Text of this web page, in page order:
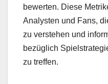
bewerten. Diese
Analysten und Fans,
zu verstehen und
bezüglich
zu treffen.